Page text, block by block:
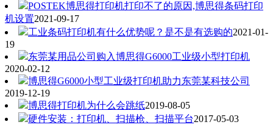
POSTEK博思得打印机打印不了的原因,博思得条码打印
机设置2021-09-17
工业条码打印机有什么优势呢？是不是有选购的2021-01-
19
东莞某用品公司购入博思得G6000工业级小型打印机
2020-02-12
博思得G6000小型工业级打印机助力东莞某科技公司
2019-12-19
博思得打印机为什么会跳纸2019-08-05
硬件安装：打印机、扫描枪、扫描平台2017-05-03